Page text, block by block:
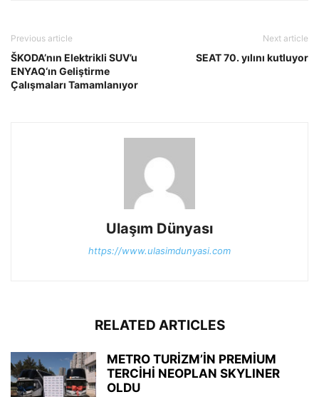
Previous article
ŠKODA’nın Elektrikli SUV’u
ENYAQ‘ın Geliştirme
Çalışmaları Tamamlanıyor
Next article
SEAT 70. yılını kutluyor
Ulaşım Dünyası
https://www.ulasimdunyasi.com
RELATED ARTICLES
METRO TURİZM’İN PREMİUM
TERCİHİ NEOPLAN SKYLINER
OLDU